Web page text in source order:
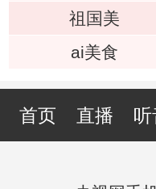
祖国美
ai美食
首页 直播 听